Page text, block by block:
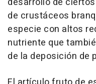
de crustáceos
especie con altos
nutriente que
de la deposición de